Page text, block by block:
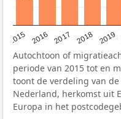
2015 2016 2017 2018 2019
Autochtoon of
periode van 2015 tot en
toont de verdeling van
Nederland, herkomst uit
Europa in het